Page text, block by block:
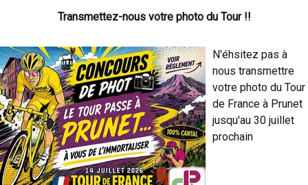
Transmettez-nous votre photo du Tour !!
N'éhsitez pas à
nous transmettre
votre photo du Tour
de France à Prunet
jusqu'au 30 juillet
prochain